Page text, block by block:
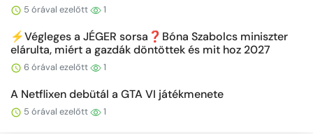
5 órával ezelőtt 1
⚡️Végleges a JÉGER sorsa❓Bóna Szabolcs miniszter
elárulta, miért a gazdák döntöttek és mit hoz 2027
6 órával ezelőtt 1
A Netflixen debütál a GTA VI játékmenete
5 órával ezelőtt 1